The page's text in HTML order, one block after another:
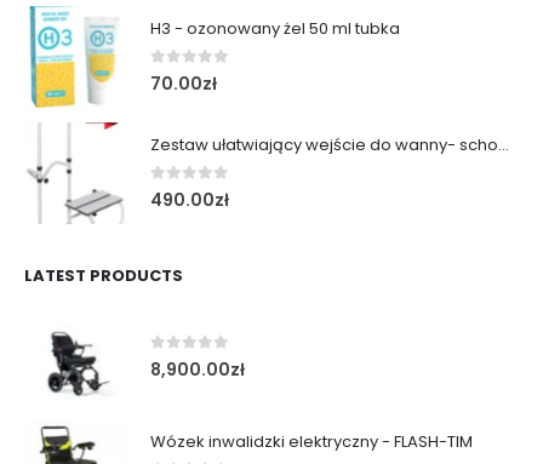
H3 - ozonowany żel 50 ml tubka
0out of 5
70.00zł
Zestaw ułatwiający wejście do wanny- schodek z poręczą
0out of 5
490.00zł
LATEST PRODUCTS
0out of 5
8,900.00zł
Wózek inwalidzki elektryczny - FLASH-TIM